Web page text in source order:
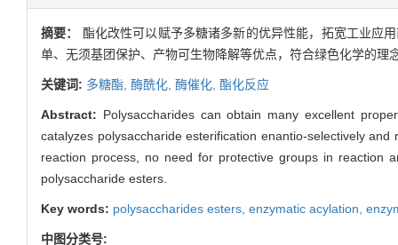
摘要： 酯化改性可以赋予多糖诸多新的优异性能，拓宽工业应
单、无须基团保护、产物可生物降解等优点，符合绿色化学的
关键词: 多糖酯, 酶酰化, 酶催化, 酯化反应
Abstract: Polysaccharides can obtain many excellent
catalyzes polysaccharide esterification enantio-selectively
reaction process, no need for protective groups in reaction
polysaccharide esters.
Key words: polysaccharides esters, enzymatic acylation,
中图分类号: